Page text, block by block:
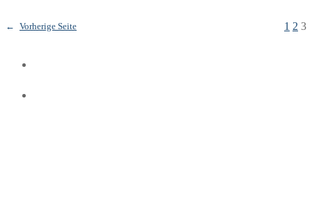
← Vorherige Seite 1 2 3